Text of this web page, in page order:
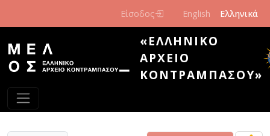
Είσοδος English Ελληνικά
«ΕΛΛΗΝΙΚΌ
ΑΡΧΕΊΟ
ΚΟΝΤΡΑΜΠΆΣΟΥ»